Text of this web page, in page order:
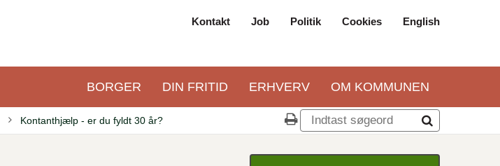
navigation
Kontakt Job Politik Cookies English
Primær
navigation
BORGER DIN FRITID ERHVERV OM KOMMUNEN
Kontanthjælp - er du fyldt 30 år?